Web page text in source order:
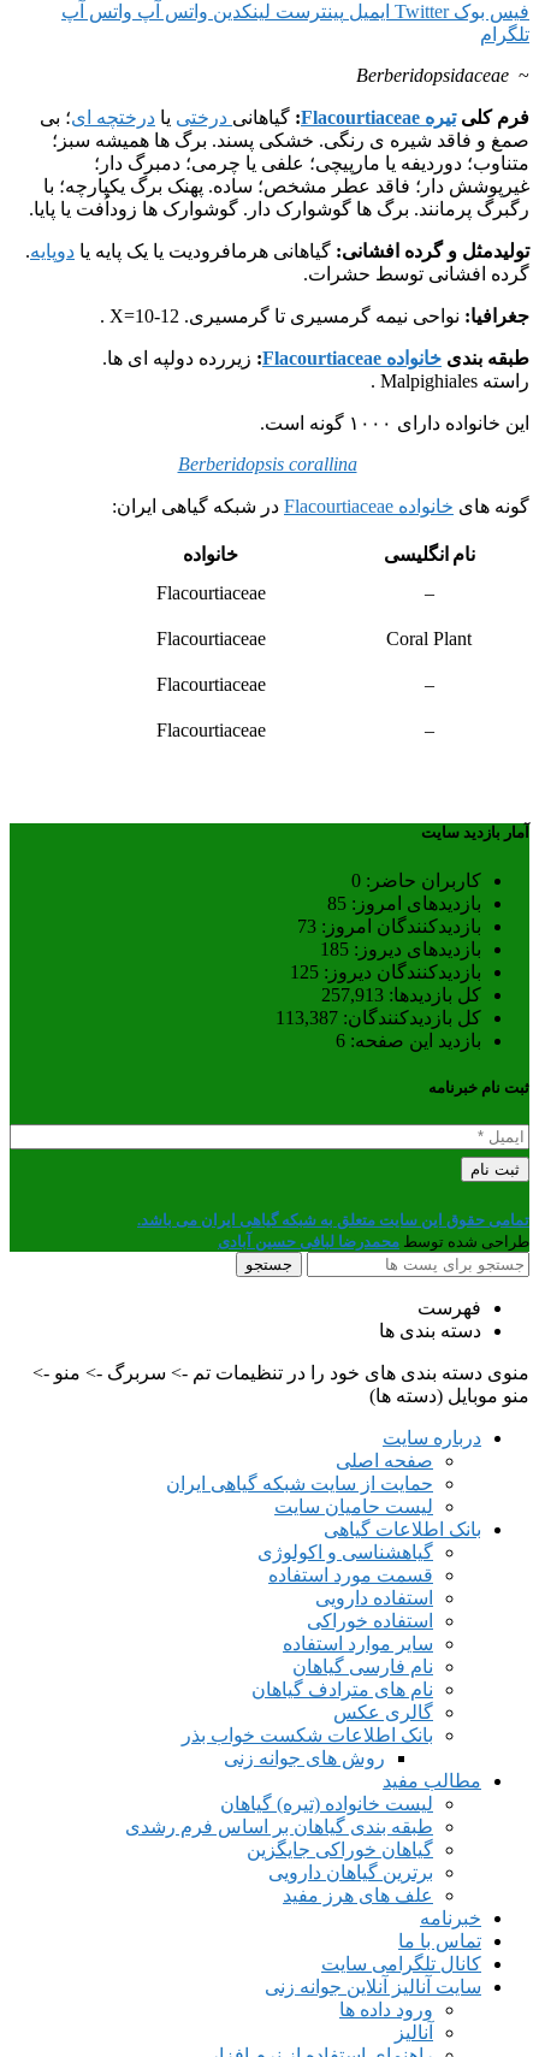
فیس بوک Twitter ایمیل پینترست لینکدین واتس آپ واتس آپ
تلگرام
~
Berberidopsidaceae
فرم کلیتیره Flacourtiaceae : گیاهانی درختی یا درختچه ای؛ بی
صمغ و فاقد شیره ی رنگی. خشکی پسند. برگ ها همیشه سبز؛
متناوب؛ دوردیفه یا مارپیچی؛ علفی یا چرمی؛ دمبرگ دار؛
غیرپوشش دار؛ فاقد عطر مشخص؛ ساده. پهنک برگ یکپارچه؛ با
رگبرگ پرمانند. برگ ها گوشوارک دار. گوشوارک ها زوداُفت یا پایا.
تولیدمثل و گرده افشانی: گیاهانی هرمافرودیت یا یک پایه یا دوپایه.
گرده افشانی توسط حشرات.
جغرافیا: نواحی نیمه گرمسیری تا گرمسیری. X=10-12 .
طبقه بندی خانواده Flacourtiaceae : زیررده دولپه ای ها.
راسته Malpighiales .
این خانواده دارای ۱۰۰۰ گونه است.
Berberidopsis corallina
گونه های خانواده Flacourtiaceae در شبکه گیاهی ایران:
نام انگلیسی خانواده
–
Flacourtiaceae
Coral Plant
Flacourtiaceae
–
Flacourtiaceae
–
Flacourtiaceae
آمار بازدید سایت
کاربران حاضر: 0
بازدیدهای امروز: 85
بازدیدکنندگان امروز: 73
بازدیدهای دیروز: 185
بازدیدکنندگان دیروز: 125
کل بازدیدها: 257,913
کل بازدیدکنند‌گان: 113,387
بازدید این صفحه: 6
ثبت نام خبرنامه
تمامی حقوق این سایت متعلق به شبکه گیاهی ایران می باشد.
طراحی شده توسط محمدرضا لبافی حسین آبادی
جستجو
فهرست
دسته بندی ها
منوی دسته بندی های خود را در تنظیمات تم -> سربرگ -> منو ->
منو موبایل (دسته ها)
درباره سایت
صفحه اصلی
حمایت از سایت شبکه گیاهی ایران
لیست حامیان سایت
بانک اطلاعات گیاهی
گیاهشناسی و اکولوژی
قسمت مورد استفاده
استفاده دارویی
استفاده خوراکی
سایر موارد استفاده
نام فارسی گیاهان
نام های مترادف گیاهان
گالری عکس
بانک اطلاعات شکست خواب بذر
روش های جوانه زنی
مطالب مفید
لیست خانواده (تیره) گیاهان
طبقه بندی گیاهان بر اساس فرم رشدی
گیاهان خوراکی جایگزین
برترین گیاهان دارویی
علف های هرز مفید
خبرنامه
تماس با ما
کانال تلگرامی سایت
سایت آنالیز آنلاین جوانه زنی
ورود داده ها
آنالیز